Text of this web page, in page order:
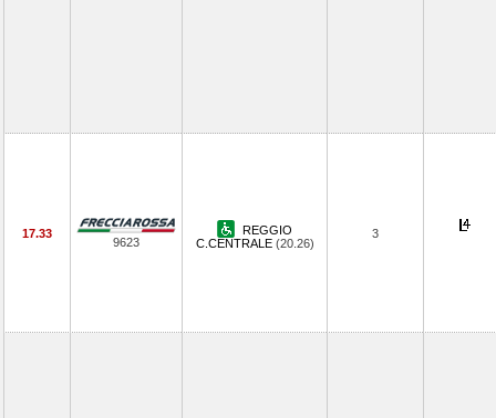
17.33
9623
REGGIO
C.CENTRALE (20.26)
3